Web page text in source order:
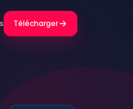
Télécharger